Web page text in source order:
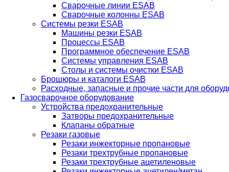
Сварочные линии ESAB
Сварочные колонны ESAB
Системы резки ESAB
Машины резки ESAB
Процессы ESAB
Программное обеспечение ESAB
Системы управления ESAB
Столы и системы очистки ESAB
Брошюры и каталоги ESAB
Расходные, запасные и прочие части для
Газосварочное оборудование
Устройства предохранительные
Затворы предохранительные
Клапаны обратные
Резаки газовые
Резаки инжекторные пропановые
Резаки трехтрубные пропановые
Резаки трехтрубные ацетиленовые